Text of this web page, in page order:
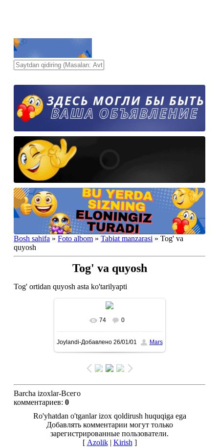
Bosh sahifa » Foto albom » Tabiat manzarasi » Tog' va
quyosh
Tog' va quyosh
Tog' ortidan quyosh asta ko'tarilyapti
To'liq ko'rish-В реальном
размере 1080x1440/ 85.2Kb
74 0
Joylandi-Добавлено26/01/01 Mars
Barcha izoxlar-Всего
комментариев: 0
Ro'yhatdan o'tganlar izox qoldirush huquqiga ega
Добавлять комментарии могут только
зарегистрированные пользователи.
[ Azolik| Kirish ]